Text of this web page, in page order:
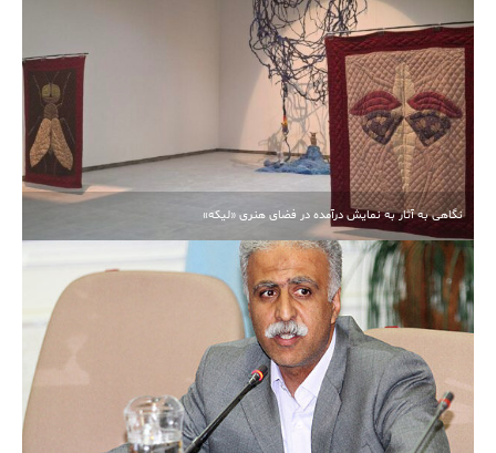
نگاهی به آثار به نمایش درآمده در فضای هنری «لیکه»